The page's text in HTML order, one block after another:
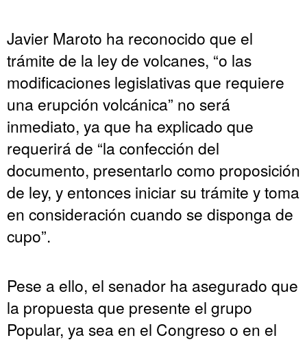
Javier Maroto ha reconocido que el
trámite de la ley de volcanes, “o las
modificaciones legislativas que requiere
una erupción volcánica” no será
inmediato, ya que ha explicado que
requerirá de “la confección del
documento, presentarlo como proposición
de ley, y entonces iniciar su trámite y toma
en consideración cuando se disponga de
cupo”.
Pese a ello, el senador ha asegurado que
la propuesta que presente el grupo
Popular, ya sea en el Congreso o en el